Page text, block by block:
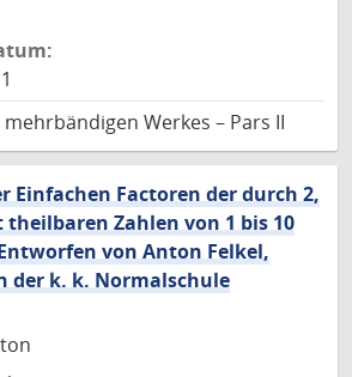
Werkes – Pars II
Einfachen Factoren der durch 2,
theilbaren Zahlen von 1 bis 10
von Anton Felkel,
der k. k. Normalschule